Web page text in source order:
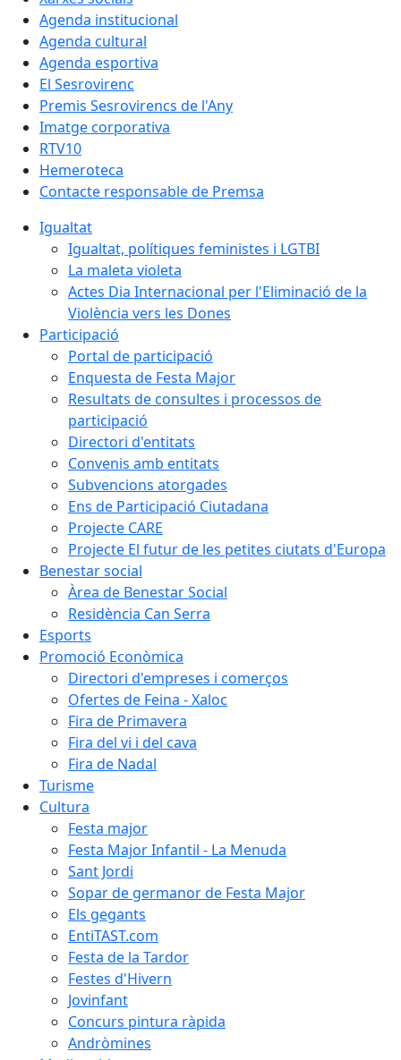
Agenda institucional
Agenda cultural
Agenda esportiva
El Sesrovirenc
Premis Sesrovirencs de l'Any
Imatge corporativa
RTV10
Hemeroteca
Contacte responsable de Premsa
Igualtat
Igualtat, polítiques feministes i LGTBI
La maleta violeta
Actes Dia Internacional per l'Eliminació de la
Violència vers les Dones
Participació
Portal de participació
Enquesta de Festa Major
Resultats de consultes i processos de
participació
Directori d'entitats
Convenis amb entitats
Subvencions atorgades
Ens de Participació Ciutadana
Projecte CARE
Projecte El futur de les petites ciutats d'Europa
Benestar social
Àrea de Benestar Social
Residència Can Serra
Esports
Promoció Econòmica
Directori d'empreses i comerços
Ofertes de Feina - Xaloc
Fira de Primavera
Fira del vi i del cava
Fira de Nadal
Turisme
Cultura
Festa major
Festa Major Infantil - La Menuda
Sant Jordi
Sopar de germanor de Festa Major
Els gegants
EntiTAST.com
Festa de la Tardor
Festes d'Hivern
Jovinfant
Concurs pintura ràpida
Andròmines